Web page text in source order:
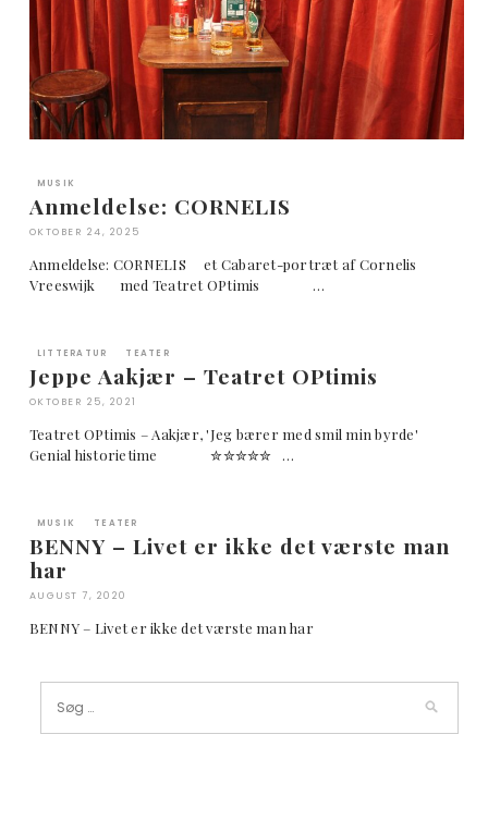
MUSIK
Anmeldelse: CORNELIS
OKTOBER 24, 2025
Anmeldelse: CORNELIS et Cabaret-portræt af Cornelis
Vreeswijk med Teatret OPtimis …
LITTERATUR TEATER
Jeppe Aakjær – Teatret OPtimis
OKTOBER 25, 2021
Teatret OPtimis – Aakjær, 'Jeg bærer med smil min byrde'
Genial historietime ✮✮✮✮✮ …
MUSIK TEATER
BENNY – Livet er ikke det værste man
har
AUGUST 7, 2020
BENNY – Livet er ikke det værste man har